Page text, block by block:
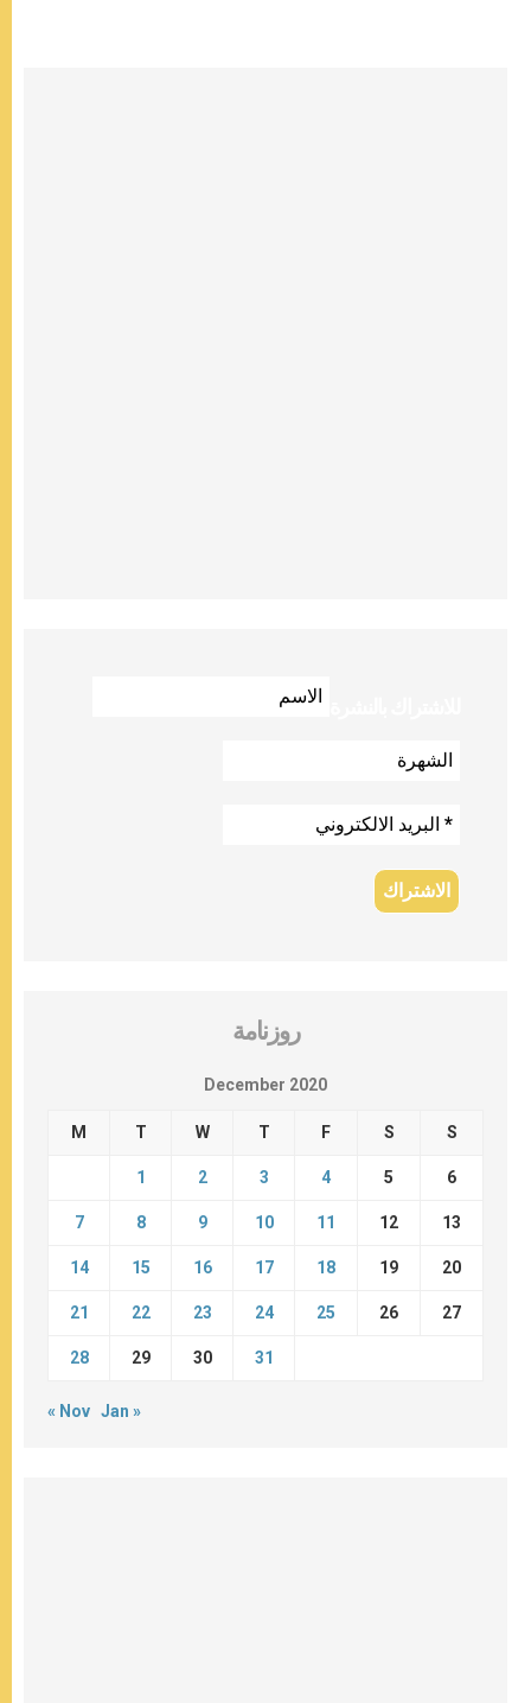
روزنامة
December 2020
M T W T F S S
1 2 3 4 5 6
7 8 9 10 11 12 13
14 15 16 17 18 19 20
21 22 23 24 25 26 27
28 29 30 31
« Nov Jan »